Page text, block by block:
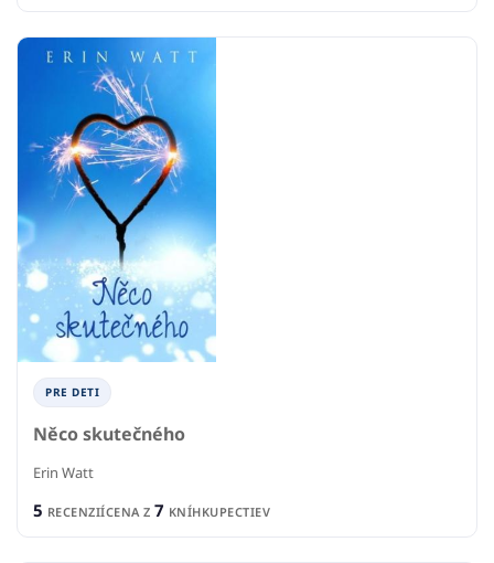
PRE DETI
Něco skutečného
Erin Watt
5 RECENZIÍCENA Z 7 KNÍHKUPECTIEV